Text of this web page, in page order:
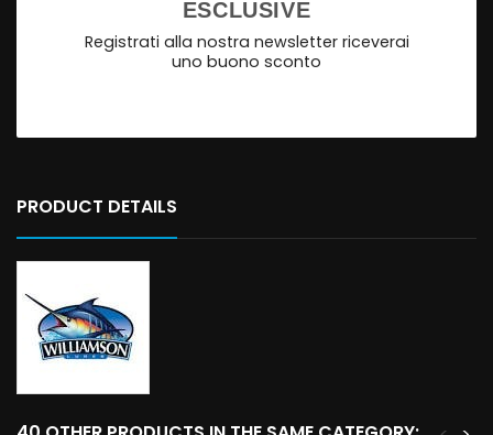
ESCLUSIVE
Registrati alla nostra newsletter riceverai
uno buono sconto
PRODUCT DETAILS